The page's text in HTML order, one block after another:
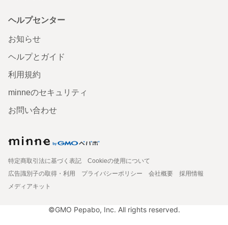
ヘルプセンター
お知らせ
ヘルプとガイド
利用規約
minneのセキュリティ
お問い合わせ
特定商取引法に基づく表記
Cookieの使用について
広告識別子の取得・利用
プライバシーポリシー 会社概要
採用情報
メディアキット
©GMO Pepabo, Inc. All rights reserved.